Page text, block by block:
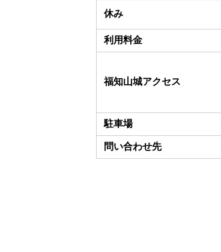
休み
利用料金
福知山城アクセス
駐車場
問い合わせ先